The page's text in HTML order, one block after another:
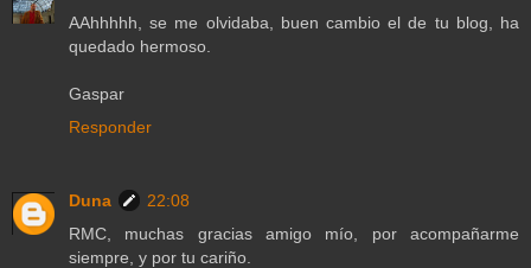
AAhhhhh, se me olvidaba, buen cambio el de tu blog, ha
quedado hermoso.
Gaspar
Responder
Duna
22:08
RMC, muchas gracias amigo mío, por acompañarme
siempre, y por tu cariño.